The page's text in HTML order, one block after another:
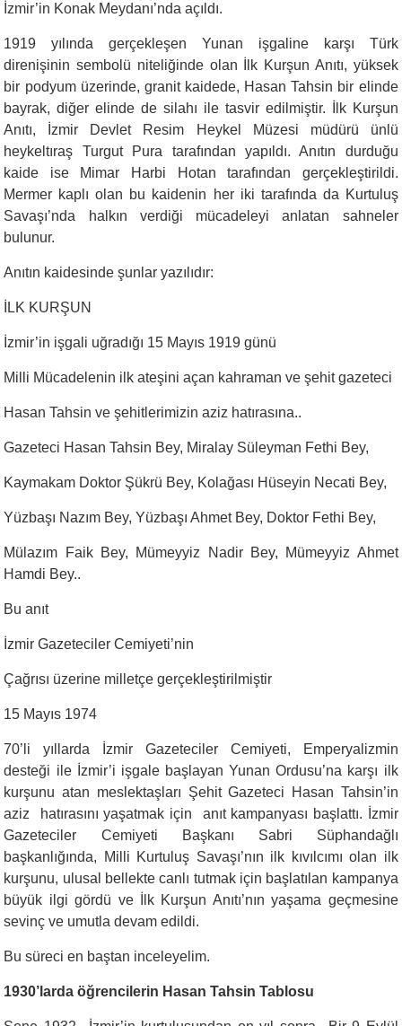
İzmir’in Konak Meydanı’nda açıldı.
1919 yılında gerçekleşen Yunan işgaline karşı Türk
direnişinin sembolü niteliğinde olan İlk Kurşun Anıtı, yüksek
bir podyum üzerinde, granit kaidede, Hasan Tahsin bir elinde
bayrak, diğer elinde de silahı ile tasvir edilmiştir. İlk Kurşun
Anıtı, İzmir Devlet Resim Heykel Müzesi müdürü ünlü
heykeltıraş Turgut Pura tarafından yapıldı. Anıtın durduğu
kaide ise Mimar Harbi Hotan tarafından gerçekleştirildi.
Mermer kaplı olan bu kaidenin her iki tarafında da Kurtuluş
Savaşı’nda halkın verdiği mücadeleyi anlatan sahneler
bulunur.
Anıtın kaidesinde şunlar yazılıdır:
İLK KURŞUN
İzmir’in işgali uğradığı 15 Mayıs 1919 günü
Milli Mücadelenin ilk ateşini açan kahraman ve şehit gazeteci
Hasan Tahsin ve şehitlerimizin aziz hatırasına..
Gazeteci Hasan Tahsin Bey, Miralay Süleyman Fethi Bey,
Kaymakam Doktor Şükrü Bey, Kolağası Hüseyin Necati Bey,
Yüzbaşı Nazım Bey, Yüzbaşı Ahmet Bey, Doktor Fethi Bey,
Mülazım Faik Bey, Mümeyyiz Nadir Bey, Mümeyyiz Ahmet
Hamdi Bey..
Bu anıt
İzmir Gazeteciler Cemiyeti’nin
Çağrısı üzerine milletçe gerçekleştirilmiştir
15 Mayıs 1974
70’li yıllarda İzmir Gazeteciler Cemiyeti, Emperyalizmin
desteği ile İzmir’i işgale başlayan Yunan Ordusu’na karşı ilk
kurşunu atan meslektaşları Şehit Gazeteci Hasan Tahsin’in
aziz hatırasını yaşatmak için anıt kampanyası başlattı. İzmir
Gazeteciler Cemiyeti Başkanı Sabri Süphandağlı
başkanlığında, Milli Kurtuluş Savaşı’nın ilk kıvılcımı olan ilk
kurşunu, ulusal bellekte canlı tutmak için başlatılan kampanya
büyük ilgi gördü ve İlk Kurşun Anıtı’nın yaşama geçmesine
sevinç ve umutla devam edildi.
Bu süreci en baştan inceleyelim.
1930’larda öğrencilerin Hasan Tahsin Tablosu